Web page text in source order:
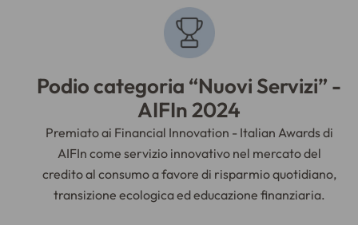
Podio categoria “Nuovi Servizi” -
AIFIn 2024
Premiato ai Financial Innovation - Italian Awards di
AIFIn come servizio innovativo nel mercato del
credito al consumo a favore di risparmio quotidiano,
transizione ecologica ed educazione finanziaria.